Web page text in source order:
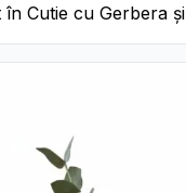
în Cutie cu Gerbera și